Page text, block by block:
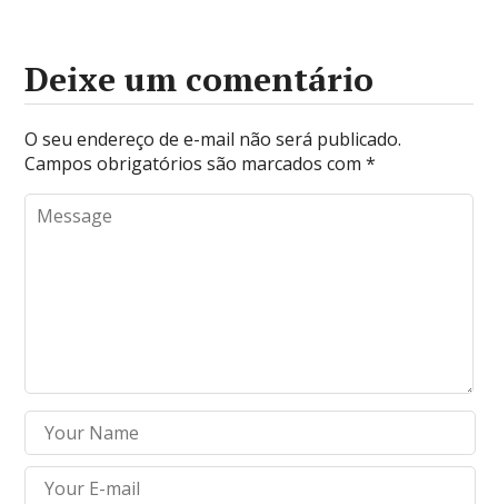
Deixe um comentário
O seu endereço de e-mail não será publicado.
Campos obrigatórios são marcados com*